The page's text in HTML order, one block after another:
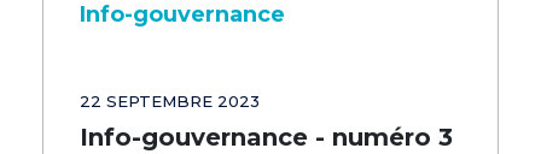
Info-gouvernance
22 SEPTEMBRE 2023
Info-gouvernance - numéro 3